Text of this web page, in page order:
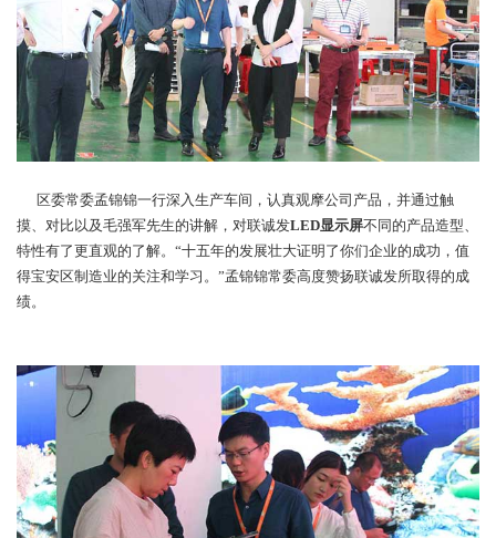
区委常委孟锦锦一行深入生产车间，认真观摩公司产品，并通过触
摸、对比以及毛强军先生的讲解，对联诚发LED显示屏不同的产品造型、
特性有了更直观的了解。“十五年的发展壮大证明了你们企业的成功，值
得宝安区制造业的关注和学习。”孟锦锦常委高度赞扬联诚发所取得的成
绩。